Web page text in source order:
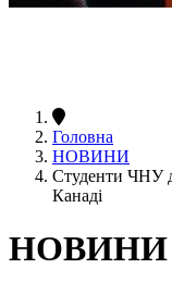
Головна
НОВИНИ
Студенти ЧНУ
Канаді
НОВИНИ